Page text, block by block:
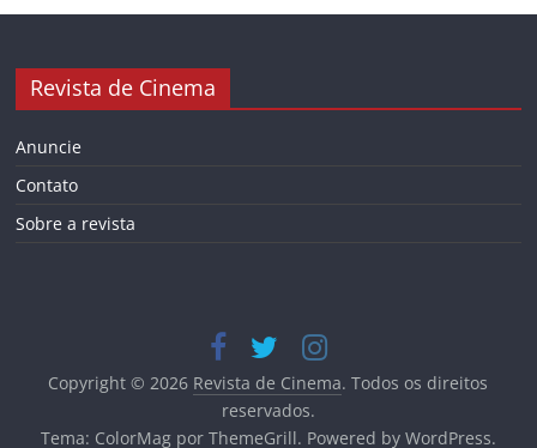
Revista de Cinema
Anuncie
Contato
Sobre a revista
Copyright © 2026 Revista de Cinema. Todos os direitos
reservados.
Tema: ColorMagpor ThemeGrill. Powered by WordPress.